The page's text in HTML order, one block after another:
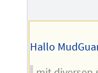
Hallo